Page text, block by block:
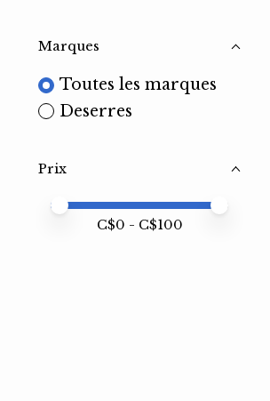
Marques
Toutes les marques
Deserres
Prix
Prix minimum
Price maximum value
C$0 - C$100